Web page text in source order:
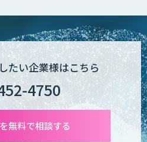
たい企業様はこちら
4750
無料で相談する